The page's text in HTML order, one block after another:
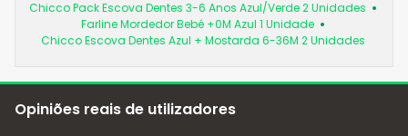
Chicco Pack Escova Dentes 3-6 Anos Azul/Verde 2 Unidades
Farline Mordedor Bebé +0M Azul 1 Unidade
Chicco Escova Dentes Azul + Mostarda 6-36M 2 Unidades
Opiniões reais de utilizadores